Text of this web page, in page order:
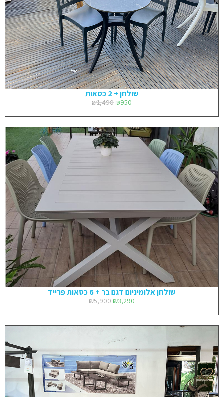
שולחן + 2 כסאות
₪1,490 ₪950
שולחן אלומיניום דגם בר + 6 כסאות פרייד
₪5,900 ₪3,290